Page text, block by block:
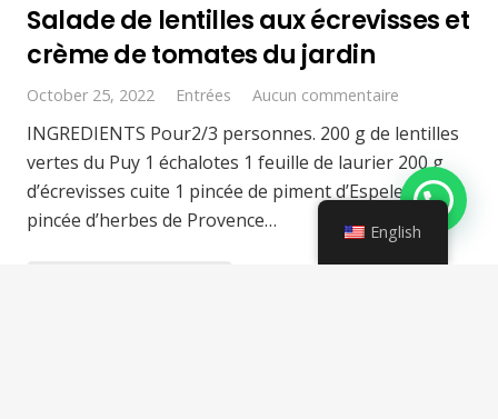
Salade de lentilles aux écrevisses et
crème de tomates du jardin
October 25, 2022 Entrées Aucun commentaire
INGREDIENTS Pour2/3 personnes. 200 g de lentilles
vertes du Puy 1 échalotes 1 feuille de laurier 200 g
d’écrevisses cuite 1 pincée de piment d’Espelette 1
pincée d’herbes de Provence…
English